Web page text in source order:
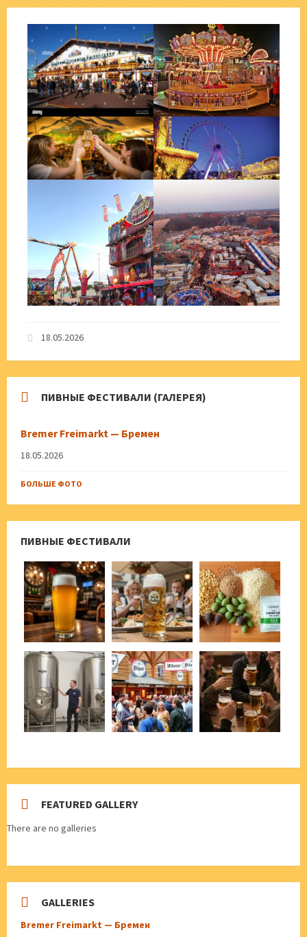
18.05.2026
ПИВНЫЕ ФЕСТИВАЛИ (ГАЛЕРЕЯ)
Bremer Freimarkt — Бремен
18.05.2026
БОЛЬШЕ ФОТО
ПИВНЫЕ ФЕСТИВАЛИ
FEATURED GALLERY
There are no galleries
GALLERIES
Bremer Freimarkt — Бремен